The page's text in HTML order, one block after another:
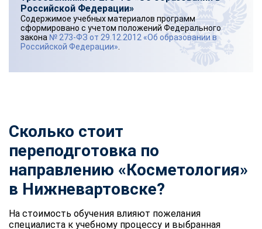
Российской Федерации»
Содержимое учебных материалов программ
сформировано с учетом положений Федерального
закона № 273-ФЗ от 29.12.2012 «Об образовании в
Российской Федерации»
Сколько стоит
переподготовка по
направлению «Косметология»
в Нижневартовске?
На стоимость обучения влияют пожелания
специалиста к учебному процессу и выбранная